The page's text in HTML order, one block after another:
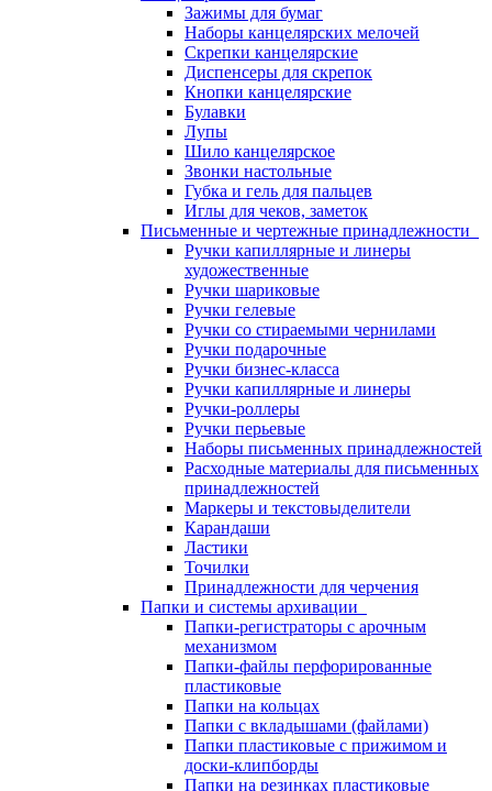
Зажимы для бумаг
Наборы канцелярских мелочей
Скрепки канцелярские
Диспенсеры для скрепок
Кнопки канцелярские
Булавки
Лупы
Шило канцелярское
Звонки настольные
Губка и гель для пальцев
Иглы для чеков, заметок
Письменные и чертежные принадлежности
Ручки капиллярные и линеры
художественные
Ручки шариковые
Ручки гелевые
Ручки со стираемыми чернилами
Ручки подарочные
Ручки бизнес-класса
Ручки капиллярные и линеры
Ручки-роллеры
Ручки перьевые
Наборы письменных принадлежностей
Расходные материалы для письменных
принадлежностей
Маркеры и текстовыделители
Карандаши
Ластики
Точилки
Принадлежности для черчения
Папки и системы архивации
Папки-регистраторы с арочным
механизмом
Папки-файлы перфорированные
пластиковые
Папки на кольцах
Папки с вкладышами (файлами)
Папки пластиковые с прижимом и
доски-клипборды
Папки на резинках пластиковые